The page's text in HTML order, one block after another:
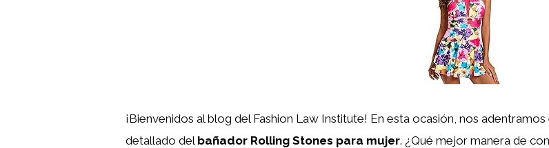
¡Bienvenidos al blog del Fashion Law Institute! En esta ocasión, nos
detallado del bañador Rolling Stones para mujer. ¿Qué mejor manera de